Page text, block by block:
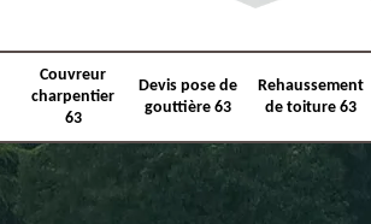
Couvreur
charpentier
63
Devis pose de
gouttière 63
Rehaussement
de toiture 63